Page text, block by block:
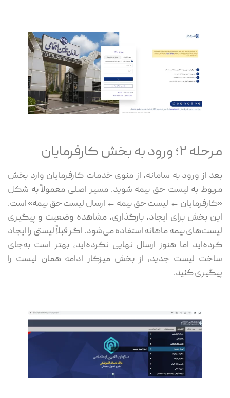
مرحله ۲؛ ورود به بخش کارفرمایان
بعد از ورود به سامانه، از منوی خدمات کارفرمایان وارد بخش
مربوط به لیست حق بیمه شوید. مسیر اصلی معمولاً به شکل
«کارفرمایان ← لیست حق بیمه ← ارسال لیست حق بیمه» است.
این بخش برای ایجاد، بارگذاری، مشاهده وضعیت و پیگیری
لیست‌های بیمه ماهانه استفاده می‌شود. اگر قبلاً لیستی را ایجاد
کرده‌اید اما هنوز ارسال نهایی نکرده‌اید، بهتر است به‌جای
ساخت لیست جدید، از بخش میزکار ادامه همان لیست را
پیگیری کنید.